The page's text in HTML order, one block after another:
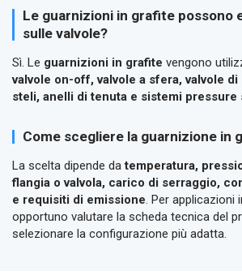
Le guarnizioni in grafite possono
sulle valvole?
Sì. Le guarnizioni in grafite vengono
valvole on-off, valvole a sfera, valvole
steli, anelli di tenuta e sistemi pressure
Come scegliere la guarnizione in
La scelta dipende datemperatura,
flangia o valvola, carico di serraggio,
e requisiti di emissione. Per applicazioni
opportuno valutare la scheda tecnica del
selezionare la configurazione più adatta.